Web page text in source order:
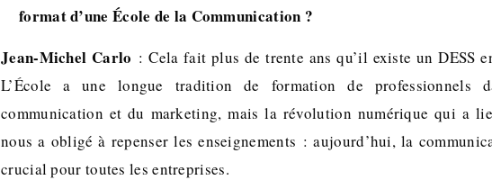
format d’une École de la Communication ?
Jean-Michel Carlo : Cela fait plus de trente ans qu’il existe un DESS
L’École a une longue tradition de formation de professionnels
communication et du marketing, mais la révolution numérique qui a
nous a obligé à repenser les enseignements : aujourd’hui, la
crucial pour toutes les entreprises.